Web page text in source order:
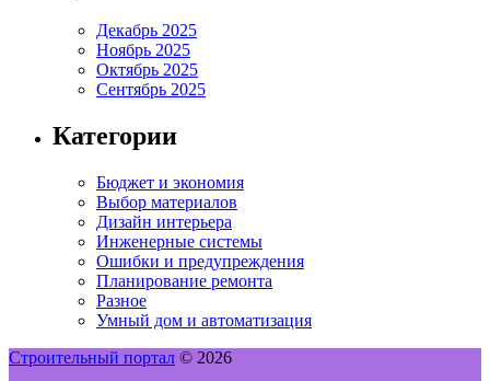
Декабрь 2025
Ноябрь 2025
Октябрь 2025
Сентябрь 2025
Категории
Бюджет и экономия
Выбор материалов
Дизайн интерьера
Инженерные системы
Ошибки и предупреждения
Планирование ремонта
Разное
Умный дом и автоматизация
Строительный портал © 2026